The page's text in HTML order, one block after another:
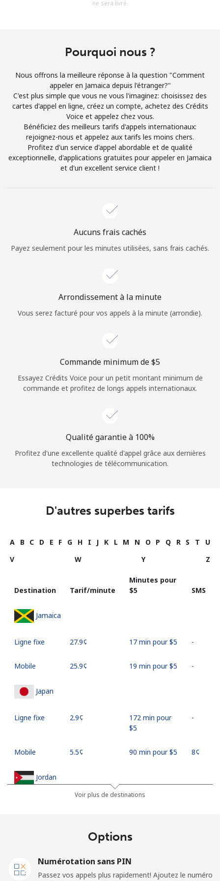
Bonjour!
Identifiez-vous ouINSCRIVEZ-VOUS →
ou
Continue avec
ne sera livré.
Pourquoi nous ?
Nous offrons la meilleure réponse à la question "Comment
appeler en Jamaica depuis l'étranger?"
C'est plus simple que vous ne vous l'imaginez: choisissez des
cartes d'appel en ligne, créez un compte, achetez des Crédits
Voice et appelez chez vous.
Bénéficiez des meilleurs tarifs d'appels internationaux:
rejoignez-nous et appelez aux tarifs les moins chers.
Profitez d'un service d'appel abordable et de qualité
exceptionnelle, d'applications gratuites pour appeler en Jamaica
et d'un excellent service client !
Aucuns frais cachés
Payez seulement pour les minutes utilisées, sans frais cachés.
Arrondissement à la minute
Vous serez facturé pour vos appels à la minute (arrondie).
Commande minimum de ⁦$5⁩
Essayez Crédits Voice pour un petit montant minimum de
commande et profitez de longs appels internationaux.
Qualité garantie à 100%
Profitez d'une excellente qualité d'appel grâce aux dernières
technologies de télécommunication.
D'autres superbes tarifs
A B C D E F G H I J K L M N O P Q R S T
U
V
W Y Z
Destination Tarif/minute
Minutes pour
⁦$5⁩
SMS
Jamaica
Ligne fixe ⁦27.9¢⁩ 17 min pour ⁦$5⁩ -
Mobile ⁦25.9¢⁩ 19 min pour ⁦$5⁩ -
Japan
Ligne fixe ⁦2.9¢⁩
172 min pour
⁦$5⁩
-
Mobile ⁦5.5¢⁩ 90 min pour ⁦$5⁩ ⁦8¢⁩
Jordan
Voir plus de destinations
Options
Numérotation sans PIN
Passez vos appels plus rapidement! Ajoutez le numéro